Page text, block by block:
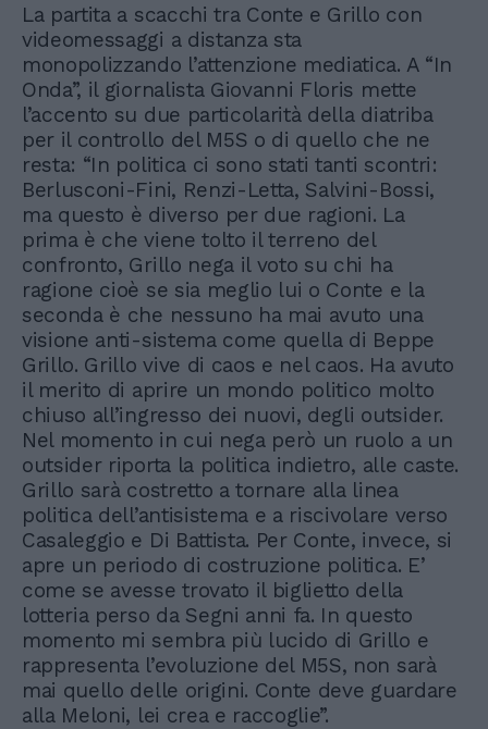
La partita a scacchi tra Conte e Grillo con
videomessaggi a distanza sta
monopolizzando l’attenzione mediatica. A “In
Onda”, il giornalista Giovanni Floris mette
l’accento su due particolarità della diatriba
per il controllo del M5S o di quello che ne
resta: “In politica ci sono stati tanti scontri:
Berlusconi-Fini, Renzi-Letta, Salvini-Bossi,
ma questo è diverso per due ragioni. La
prima è che viene tolto il terreno del
confronto, Grillo nega il voto su chi ha
ragione cioè se sia meglio lui o Conte e la
seconda è che nessuno ha mai avuto una
visione anti-sistema come quella di Beppe
Grillo. Grillo vive di caos e nel caos. Ha avuto
il merito di aprire un mondo politico molto
chiuso all’ingresso dei nuovi, degli outsider.
Nel momento in cui nega però un ruolo a un
outsider riporta la politica indietro, alle caste.
Grillo sarà costretto a tornare alla linea
politica dell’antisistema e a riscivolare verso
Casaleggio e Di Battista. Per Conte, invece, si
apre un periodo di costruzione politica. E’
come se avesse trovato il biglietto della
lotteria perso da Segni anni fa. In questo
momento mi sembra più lucido di Grillo e
rappresenta l’evoluzione del M5S, non sarà
mai quello delle origini. Conte deve guardare
alla Meloni, lei crea e raccoglie”.